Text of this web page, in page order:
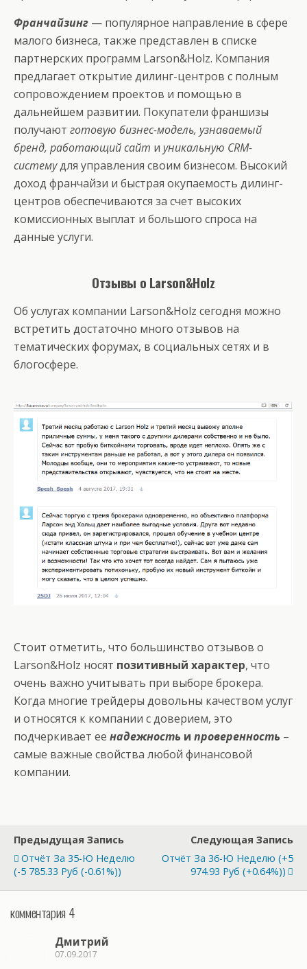
Франчайзинг — популярное направление в сфере
малого бизнеса, также представлен в списке
партнерских программ Larson&Holz. Компания
предлагает открытие дилинг-центров с полным
сопровождением проектов и помощью в
дальнейшем развитии. Покупатели франшизы
получают готовую бизнес-модель, узнаваемый
бренд, работающий сайт и уникальную CRM-
системудля управления своим бизнесом. Высокий
доход франчайзи и быстрая окупаемость дилинг-
центров обеспечиваются за счет высоких
комиссионных выплат и большого спроса на
данные услуги.
Отзывы о Larson&Holz
Об услугах компании Larson&Holz сегодня можно
встретить достаточно много отзывов на
тематических форумах, в социальных сетях и в
блогосфере.
Стоит отметить, что большинство отзывов о
Larson&Holz носят позитивный характер, что
очень важно учитывать при выборе брокера.
Когда многие трейдеры довольны качеством услуг
и относятся к компании с доверием, это
подчеркивает ее надежность и проверенность –
самые важные свойства любой финансовой
компании.
Предыдущая Запись
Отчёт За 35-Ю Неделю
(-5 785.33 Руб (-0.61%))
Следующая Запись
Отчёт За 36-Ю Неделю (+5
974.93 Руб (+0.64%))
комментария 4
Дмитрий
07.09.2017